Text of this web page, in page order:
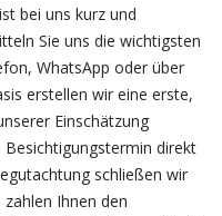
bei uns kurz und
Sie uns die wichtigsten
WhatsApp oder über
erstellen wir eine erste,
Einschätzung
direkt
schließen wir
Ihnen den